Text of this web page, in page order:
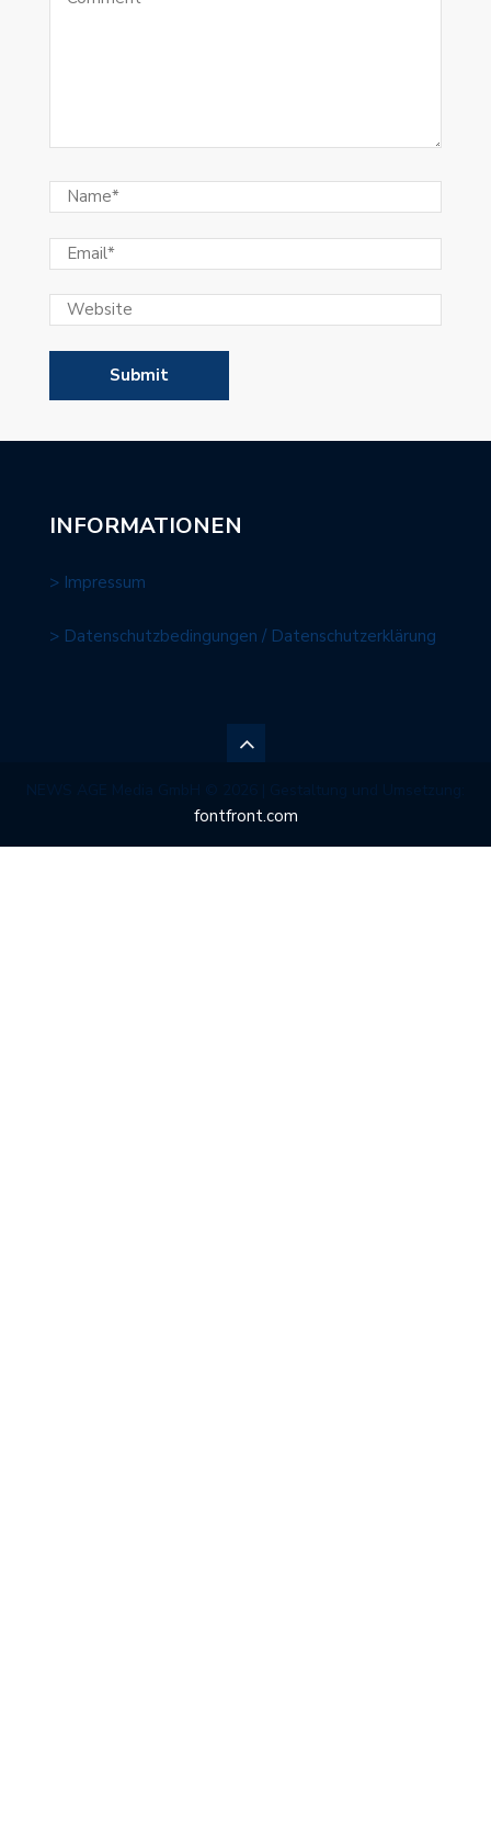
INFORMATIONEN
> Impressum
> Datenschutzbedingungen / Datenschutzerklärung
fontfront.com